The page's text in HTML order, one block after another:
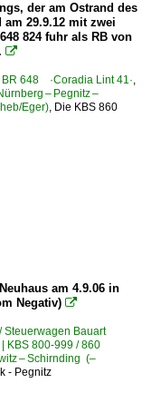
Neue Kopfform
998 Uerdinger
der am Ostrand des
am 29.9.12 mit zwei
824 fuhr als RB von

648 ·Coradia Lint 41·,
– Pegnitz –
Eger), Die KBS 860
am 4.9.06 in
Negativ) 
Steuerwagen Bauart
| KBS 800-999 / 860
– Schirnding (–
- Pegnitz